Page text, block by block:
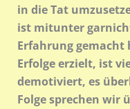
in die Tat
ist mitunter
Erfahrung gemacht
Erfolge erzielt, ist
demotiviert, es
Folge sprechen wir